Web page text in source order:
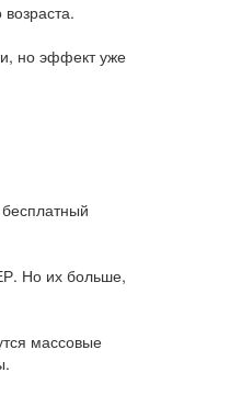
но эффект уже
Но их больше,
массовые